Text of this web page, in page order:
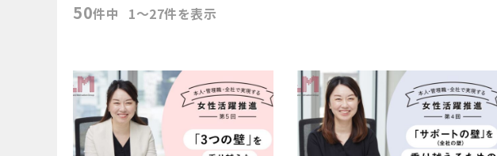
50件中 1〜27件を表示